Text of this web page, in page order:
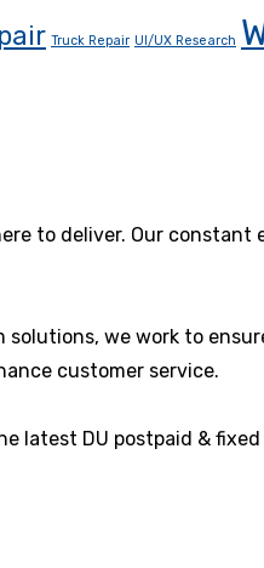
Truck Repair UI/UX Research
to deliver. Our
we work to
customer service.
latest DU postpaid &